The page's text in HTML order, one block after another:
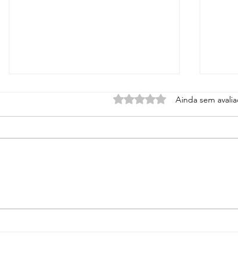
Jagun Esportes nas
Avaliado com 0 de 5
Ainda sem